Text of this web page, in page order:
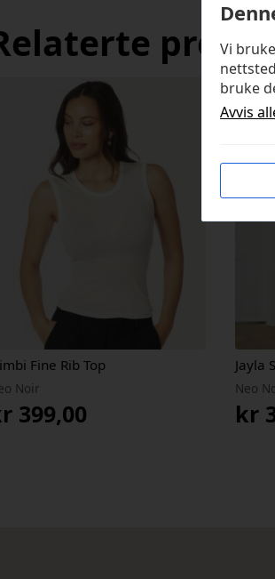
Fine Rib Top
Noir
399,00
Jayla
Neo
kr
Vi
bruke
Avvis